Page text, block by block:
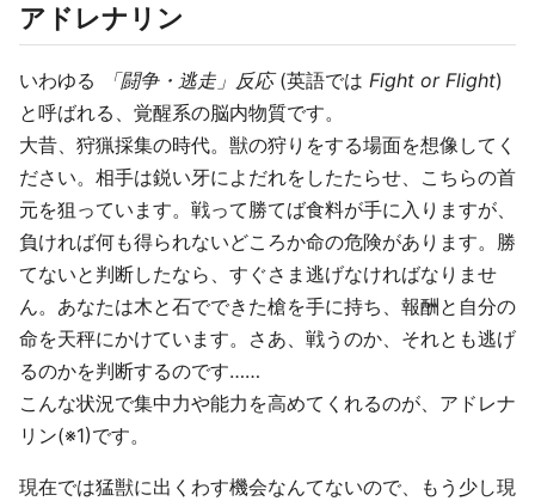
アドレナリン
いわゆる 「闘争・逃走」反応(英語では Fight or Flight)
と呼ばれる、覚醒系の脳内物質です。
大昔、狩猟採集の時代。獣の狩りをする場面を想像してく
ださい。相手は鋭い牙によだれをしたたらせ、こちらの首
元を狙っています。戦って勝てば食料が手に入りますが、
負ければ何も得られないどころか命の危険があります。勝
てないと判断したなら、すぐさま逃げなければなりませ
ん。あなたは木と石でできた槍を手に持ち、報酬と自分の
命を天秤にかけています。さあ、戦うのか、それとも逃げ
るのかを判断するのです……
こんな状況で集中力や能力を高めてくれるのが、アドレナ
リン(※1)です。
現在では猛獣に出くわす機会なんてないので、もう少し現